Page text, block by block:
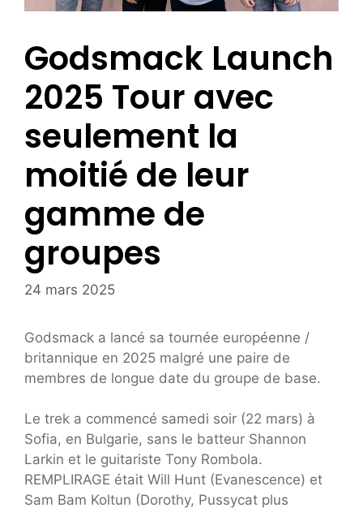
Godsmack Launch
2025 Tour avec
seulement la
moitié de leur
gamme de
groupes
24 mars 2025
Godsmack a lancé sa tournée européenne /
britannique en 2025 malgré une paire de
membres de longue date du groupe de base.
Le trek a commencé samedi soir (22 mars) à
Sofia, en Bulgarie, sans le batteur Shannon
Larkin et le guitariste Tony Rombola.
REMPLIRAGE était Will Hunt (Evanescence) et
Sam Bam Koltun (Dorothy, Pussycat plus